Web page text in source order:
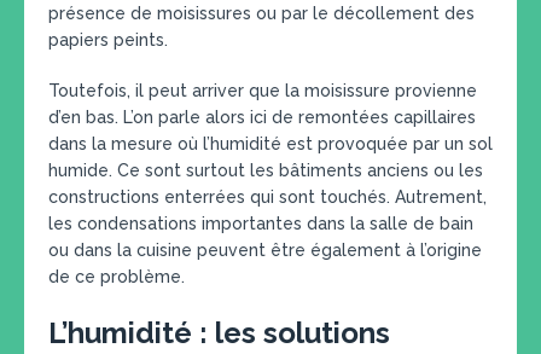
présence de moisissures ou par le décollement des
papiers peints.
Toutefois, il peut arriver que la moisissure provienne
d’en bas. L’on parle alors ici de remontées capillaires
dans la mesure où l’humidité est provoquée par un sol
humide. Ce sont surtout les bâtiments anciens ou les
constructions enterrées qui sont touchés. Autrement,
les condensations importantes dans la salle de bain
ou dans la cuisine peuvent être également à l’origine
de ce problème.
L’humidité : les solutions